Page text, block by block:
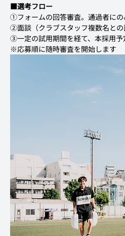
■選考フロー
①フォームの回答審査。通過者に
②面談（クラブスタッフ複数名との
③一定の試用期間を経て、本採用
※応募順に随時審査を開始します